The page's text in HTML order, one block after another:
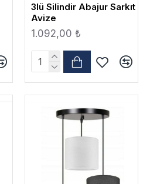
3lü Silindir Abajur Sarkıt
Avize
1.092,00 ₺